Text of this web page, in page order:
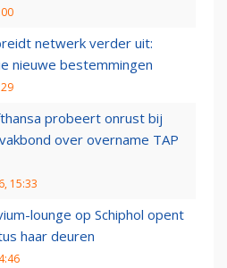
netwerk verder uit:
nieuwe bestemmingen
probeert onrust bij
over overname TAP
15:33
lounge op Schiphol opent
haar deuren